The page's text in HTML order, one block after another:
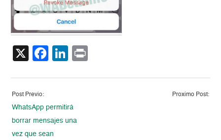
X Facebook
LinkedIn
Post Previo:
WhatsApp permitirá
borrar mensajes una
vez que sean
Proximo Post: